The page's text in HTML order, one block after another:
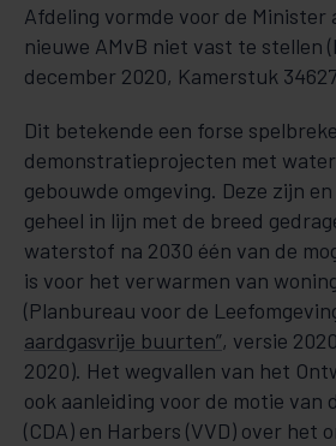
Afdeling vormde voor de Minister
nieuwe AMvB niet vast te stellen
december 2020, Kamerstuk
Dit betekende een forse
demonstratieprojecten met
gebouwde omgeving. Deze zijn
geheel in lijn met de breed
waterstof na 2030 één van de
is voor het verwarmen van
(Planbureau voor de
aardgasvrije buurten”, versie
2020). Het wegvallen van het
ook aanleiding voor de motie van
(CDA) en Harbers (VVD) over het